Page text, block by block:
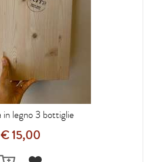
in legno 3 bottiglie
€ 15,00